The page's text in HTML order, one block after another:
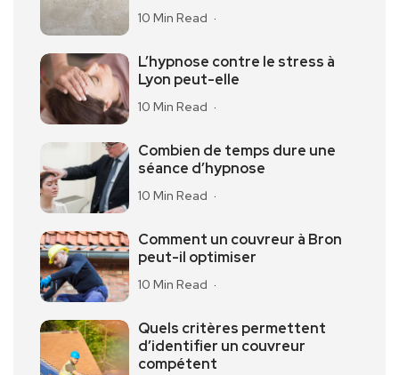
10 Min Read
L’hypnose contre le stress à
Lyon peut-elle
10 Min Read
Combien de temps dure une
séance d’hypnose
10 Min Read
Comment un couvreur à Bron
peut-il optimiser
10 Min Read
Quels critères permettent
d’identifier un couvreur
compétent